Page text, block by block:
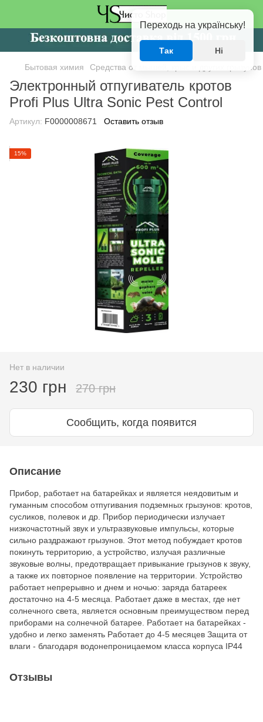
Бытовая химия Средства от мышей, крыс и других грызунов
Электронный отпугиватель кротов
Profi Plus Ultra Sonic Pest Control
Артикул: F0000008671 Оставить отзыв
15%
Нет в наличии
230 грн 270 грн
Сообщить, когда появится
Описание
Прибор, работает на батарейках и является неядовитым и
гуманным способом отпугивания подземных грызунов: кротов,
сусликов, полевок и др. Прибор периодически излучает
низкочастотный звук и ультразвуковые импульсы, которые
сильно раздражают грызунов. Этот метод побуждает кротов
покинуть территорию, а устройство, излучая различные
звуковые волны, предотвращает привыкание грызунов к звуку,
а также их повторное появление на территории. Устройство
работает непрерывно и днем ​​и ночью: заряда батареек
достаточно на 4-5 месяца. Работает даже в местах, где нет
солнечного света, является основным преимуществом перед
приборами на солнечной батарее. Работает на батарейках -
удобно и легко заменять Работает до 4-5 месяцев Защита от
влаги - благодаря водонепроницаемом класса корпуса IP44
Отзывы
Переходь на українську!
Так Ні